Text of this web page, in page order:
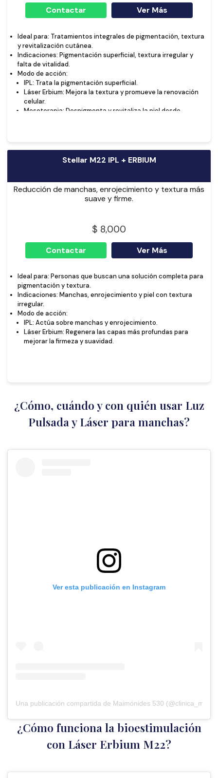
Contactar Ver Más
Ideal para: Tratamientos integrales de pigmentación, textura
y revitalización cutánea.
Indicaciones: Pigmentación superficial, textura irregular y
falta de vitalidad.
Modo de acción:
IPL: Trata la pigmentación superficial.
Láser Erbium: Mejora la textura y promueve la renovación
celular.
Mesoterapia: Despigmenta y revitaliza la piel desde
Stellar M22 IPL + ERBIUM
Reducción de manchas, enrojecimiento y textura más
suave y firme.
$ 8,000
Contactar Ver Más
Ideal para: Personas que buscan una solución completa para
pigmentación y textura.
Indicaciones: Manchas, enrojecimiento y piel con textura
irregular.
Modo de acción:
IPL: Actúa sobre manchas y enrojecimiento.
Láser Erbium: Regenera las capas más profundas para
mejorar la firmeza y suavidad.
¿Cómo, cuándo y con quién usar Luz
Pulsada y Láser para manchas?
Ver esta publicación en Instagram
Una publicación compartida de Maimónides 530
¿Cómo funciona la bioestimulación
con Láser Erbium M22?